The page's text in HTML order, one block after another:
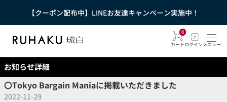
【クーポン配布中】LINEお友達キャンペーン実施中！
0
カートログインメニュー
お知らせ詳細
〇Tokyo Bargain Maniaに掲載いただきました
2022-11-29